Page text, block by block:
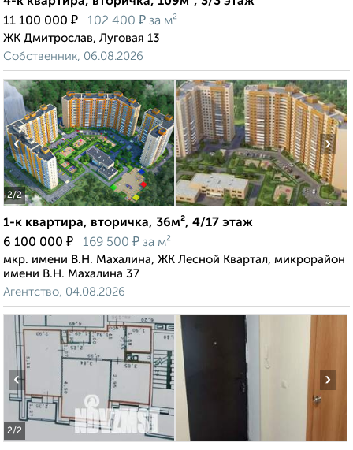
11 100 000 ₽ 102 400 ₽ за м²
ЖК Дмитрослав, Луговая 13
Собственник, 06.08.2026
2/2
‹ ›
1-к квартира, вторичка, 36м², 4/17 этаж
6 100 000 ₽ 169 500 ₽ за м²
мкр. имени В.Н. Махалина, ЖК Лесной Квартал, микрорайон
имени В.Н. Махалина 37
Агентство, 04.08.2026
2/2
‹ ›